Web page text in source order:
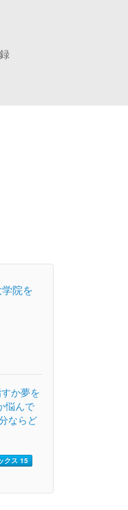
院を
か夢を
悩んで
ならど
クス 15